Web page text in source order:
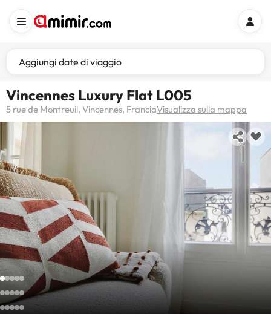
Aggiungi date di viaggio
Vincennes Luxury Flat L005
5 rue de Montreuil, Vincennes, FranciaVisualizza sulla mappa